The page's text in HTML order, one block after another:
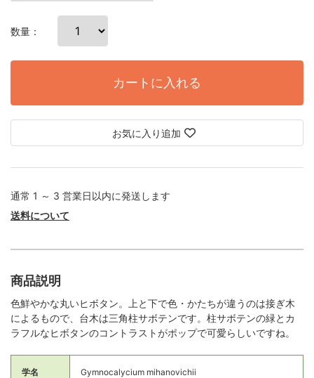
数量：
カートに入れる
お気に入り追加
通常 1 ～ 3 営業日以内に発送します
送料について
商品説明
色鮮やかな丸いヒボタン。上と下で色・かたちが違うのは接ぎ木
によるもので、台木は三角柱サボテンです。柱サボテンの緑とカ
ラフルなヒボタンのコントラストがポップで可愛らしいですね。
学名 Gymnocalycium mihanovichii